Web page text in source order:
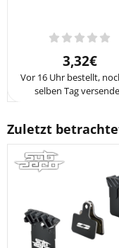
Preis:
3,32€
Vor 16 Uhr bestellt,
selben Tag
Zuletzt